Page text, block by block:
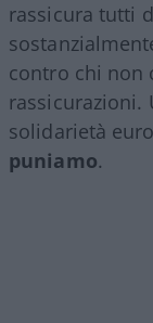
rassicura tutti
contro chi non
rassicurazioni.
solidarietà
puniamo.